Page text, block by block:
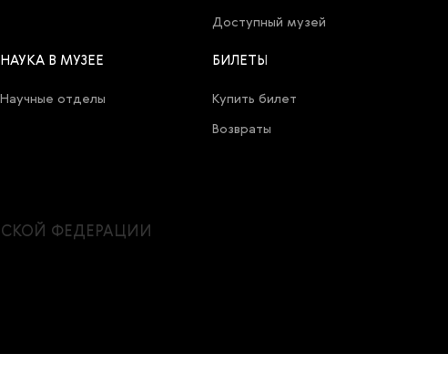
Доступный музей
НАУКА В МУЗЕЕ
Научные отделы
БИЛЕТЫ
Купить билет
Возвраты